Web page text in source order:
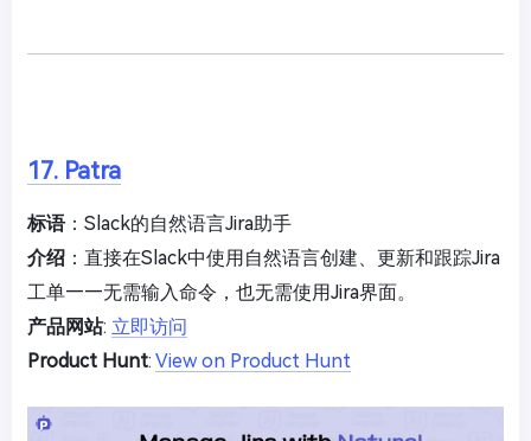
17. Patra
标语：Slack的自然语言Jira助手
介绍 ：直接在Slack中使用自然语言创建、更新和跟踪Jira
工单——无需输入命令，也无需使用Jira界面。
产品网站: 立即访问
Product Hunt: View on Product Hunt